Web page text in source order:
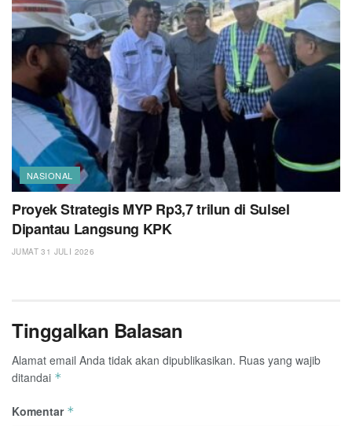
NASIONAL
Proyek Strategis MYP Rp3,7 trilun di Sulsel
Dipantau Langsung KPK
JUMAT 31 JULI 2026
Tinggalkan Balasan
Alamat email Anda tidak akan dipublikasikan. Ruas yang wajib
ditandai *
Komentar *